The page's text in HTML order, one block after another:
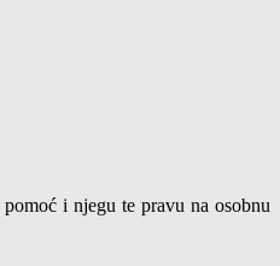
i njegu te pravu na osobnu